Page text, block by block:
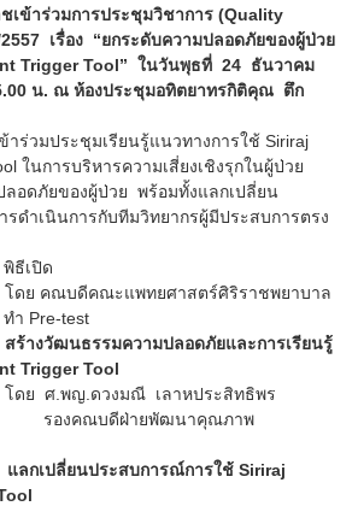
เข้าร่วมการประชุมวิชาการ (Quality
เรื่อง “ยกระดับความปลอดภัยของผู้ป่วย
Trigger Tool” ในวันพุธที่ 24 ธันวาคม
น. ณ ห้องประชุมอทิตยาทรกิติคุณ ตึก
ข้าร่วมประชุมเรียนรู้แนวทางการใช้ Siriraj
ในการบริหารความเสี่ยงเชิงรุกในผู้ป่วย
ลอดภัยของผู้ป่วย พร้อมทั้งแลกเปลี่ยน
ดำเนินการกับทีมวิทยากรผู้มีประสบการตรง
ธีเปิด
แพทยศาสตร์ศิริราชพยาบาล
Pre-test
สร้างวัฒนธรรมความปลอดภัยและการเรียนรู้
Trigger Tool
งมณี เลาหประสิทธิพร
ายพัฒนาคุณภาพ
แลกเปลี่ยนประสบการณ์การใช้ Siriraj